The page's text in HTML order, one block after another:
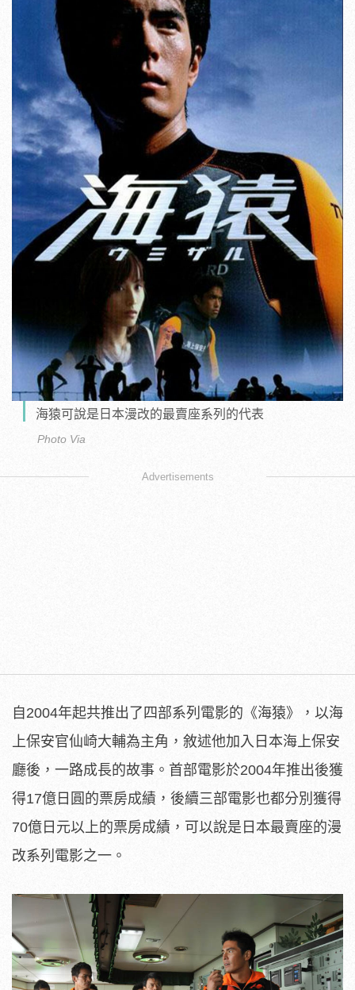
海猿可說是日本漫改的最賣座系列的代表
Photo Via
Advertisements
自2004年起共推出了四部系列電影的《海猿》，以海
上保安官仙崎大輔為主角，敘述他加入日本海上保安
廳後，一路成長的故事。首部電影於2004年推出後獲
得17億日圓的票房成績，後續三部電影也都分別獲得
70億日元以上的票房成績，可以說是日本最賣座的漫
改系列電影之一。